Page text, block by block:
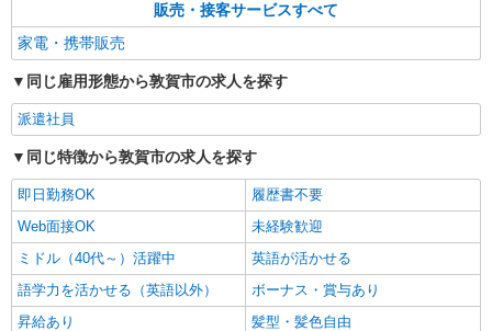
販売・接客サービスすべて
家電・携帯販売
同じ雇用形態から敦賀市の求人を探す
派遣社員
同じ特徴から敦賀市の求人を探す
即日勤務OK
履歴書不要
Web面接OK
未経験歓迎
ミドル（40代～）活躍中
英語が活かせる
語学力を活かせる（英語以外）
ボーナス・賞与あり
昇給あり
髪型・髪色自由